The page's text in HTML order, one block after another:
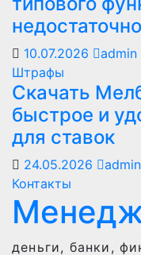
недостаточно
10.07.2026
admin
Штрафы
Скачать
быстрое и
для ставок
24.05.2026
admin
Контакты
деньги, банки,